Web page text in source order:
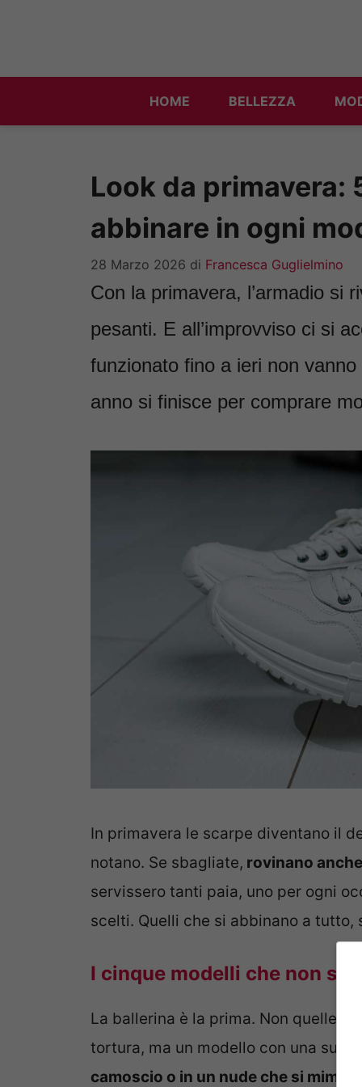
HOME BELLEZZA
Look da primavera:
abbinare in ogni
28 Marzo 2026 di Francesca Guglielmino
Con la primavera, l’armadio si
pesanti. E all’improvviso ci si
funzionato fino a ieri non
anno si finisce per comprare
In primavera le scarpe diventano il
notano. Se sbagliate, rovinano
servissero tanti paia, uno per ogni
scelti. Quelli che si abbinano a
I cinque modelli che non
La ballerina è la prima. Non quelle
tortura, ma un modello con una
camoscio o in un nude che si